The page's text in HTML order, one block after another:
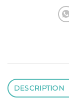
DESCRIPTION